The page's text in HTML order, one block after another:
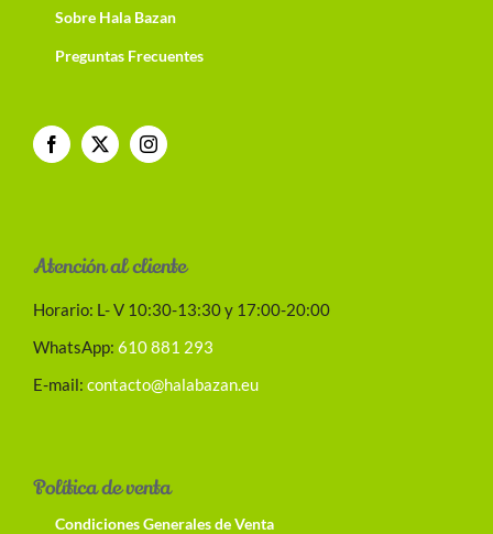
Sobre Hala Bazan
Preguntas Frecuentes
Atención al cliente
Horario: L- V 10:30-13:30 y 17:00-20:00
WhatsApp: 610 881 293
E-mail: contacto@halabazan.eu
Política de venta
Condiciones Generales de Venta